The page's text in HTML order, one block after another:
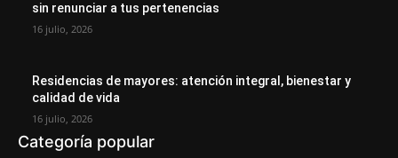
sin renunciar a tus pertenencias
16 julio, 2026
Residencias de mayores: atención integral, bienestar y
calidad de vida
16 julio, 2026
Categoría popular